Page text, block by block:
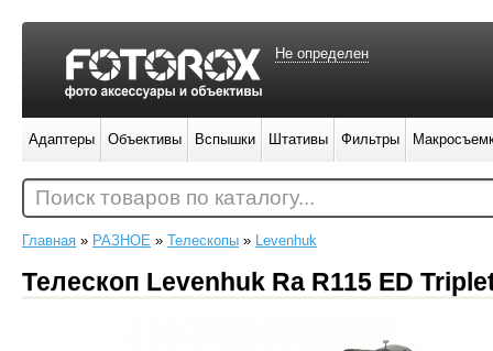
Главная » РАЗНОЕ » Телескопы » Levenhuk
Телескоп Levenhuk Ra R115 ED
Не определен
Адаптеры Объективы Вспышки Штативы Фильтры
Поиск товаров по каталогу...